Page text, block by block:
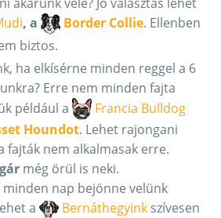
, a Border Collie. Ellenben
biztos.
ha elkísérne minden reggel a 6
Erre nem minden fajta
például a
Francia Bulldog
Houndot. Lehet rajongani
fajták nem alkalmasak erre.
még örül is neki.
minden nap bejönne velünk
a
Bernáthegyink szívesen